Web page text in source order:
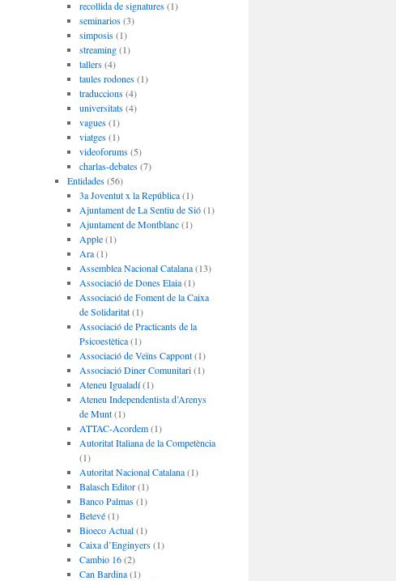
recollida de signatures(1)
seminarios(3)
simposis(1)
streaming(1)
tallers(4)
taules rodones(1)
traduccions(4)
universitats(4)
vagues(1)
viatges(1)
videoforums(5)
charlas-debates(7)
Entidades(56)
3a Joventut x la República(1)
Ajuntament de La Sentiu de Sió(1)
Ajuntament de Montblanc(1)
Apple(1)
Ara(1)
Assemblea Nacional Catalana(13)
Associació de Dones Elaia(1)
Associació de Foment de la Caixa
de Solidaritat(1)
Associació de Practicants de la
Psicoestètica(1)
Associació de Veïns Cappont(1)
Associació Diner Comunitari(1)
Ateneu Igualadí(1)
Ateneu Independentista d’Arenys
de Munt(1)
ATTAC-Acordem(1)
Autoritat Italiana de la Competència
(1)
Autoritat Nacional Catalana(1)
Balasch Editor(1)
Banco Palmas(1)
Betevé(1)
Bioeco Actual(1)
Caixa d’Enginyers(1)
Cambio 16(2)
Can Bardina(1)